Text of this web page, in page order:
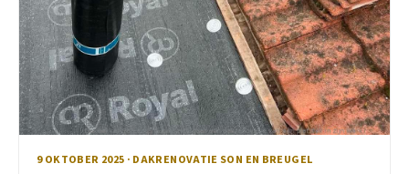
9 OKTOBER 2025 · DAKRENOVATIE SON EN BREUGEL